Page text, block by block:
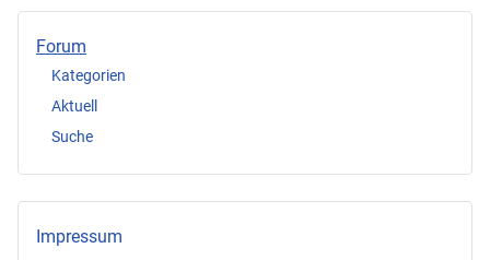
Forum
Kategorien
Aktuell
Suche
Impressum